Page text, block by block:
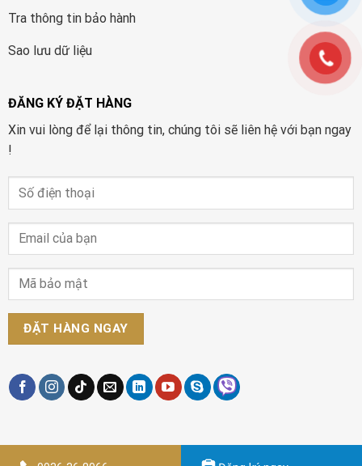
Tra thông tin bảo hành
Sao lưu dữ liệu
ĐĂNG KÝ ĐẶT HÀNG
Xin vui lòng để lại thông tin, chúng tôi sẽ liên hệ với bạn ngay
!